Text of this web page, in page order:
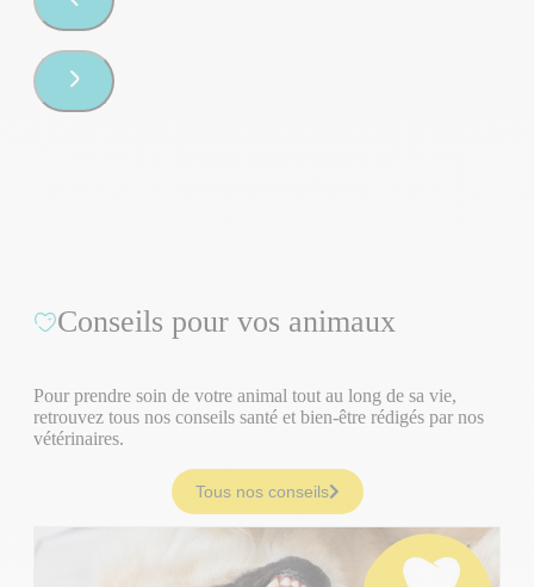
Conseils pour vos animaux
Pour prendre soin de votre animal tout au long de sa vie,
retrouvez tous nos conseils santé et bien-être rédigés par nos
vétérinaires.
Tous nos conseils